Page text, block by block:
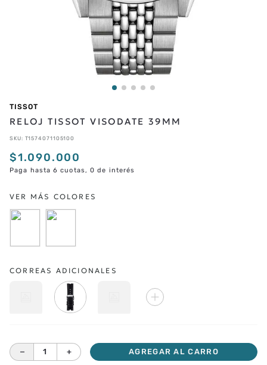
TISSOT
RELOJ TISSOT VISODATE 39MM
SKU: T1574071105100
$1.090.000
Paga hasta 6 cuotas, 0 de interés
CORREAS ADICIONALES
＋
－ AGREGAR AL CARRO